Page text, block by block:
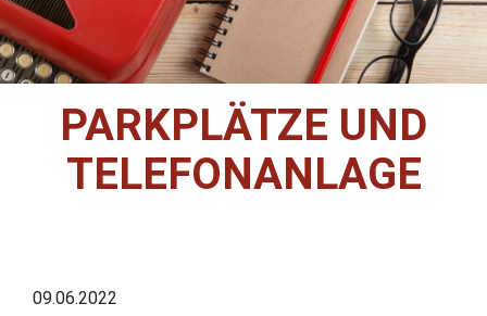
PARKPLÄTZE UND
TELEFONANLAGE
09.06.2022